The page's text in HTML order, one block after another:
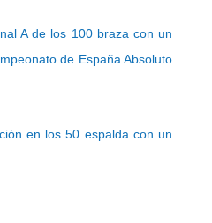
A de los 100 braza con un
de España Absoluto
en los 50 espalda con un